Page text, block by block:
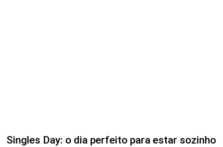
Singles Day: o dia perfeito para estar sozinho